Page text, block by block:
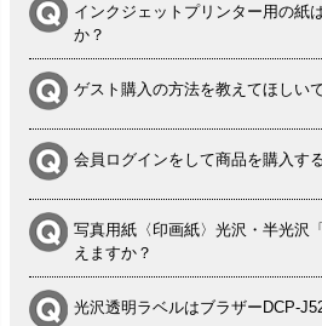
インクジェットプリンター用の紙
か？
ゲスト購入の方法を教えてほしい
会員ログインをして商品を購入す
写真用紙〈印画紙〉光沢・半光沢
えますか？
光沢透明ラベルはブラザーDCP-